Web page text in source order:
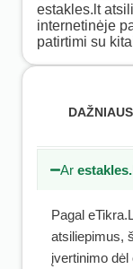
estakles.lt
internetinėje
patirtimi su
Ar
Pagal
atsiliepimus,
įvertinimo dėl